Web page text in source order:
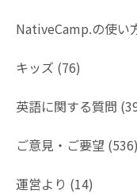
NativeCamp.の使い
キッズ (76)
英語に関する質問
ご意見・ご要望 (536)
運営より (14)